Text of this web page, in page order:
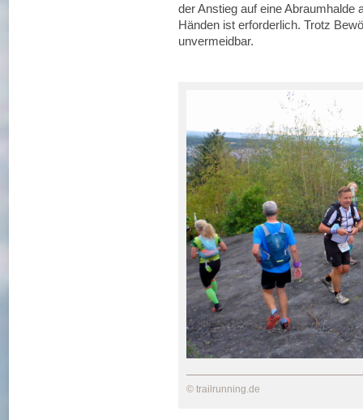
der Anstieg auf eine Abraumhalde
Händen ist erforderlich. Trotz
unvermeidbar.
© trailrunning.de